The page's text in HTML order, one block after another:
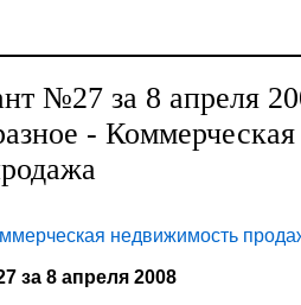
№27 за 8 апреля
- Коммерческая
недвижимость
за 8 апреля 2008